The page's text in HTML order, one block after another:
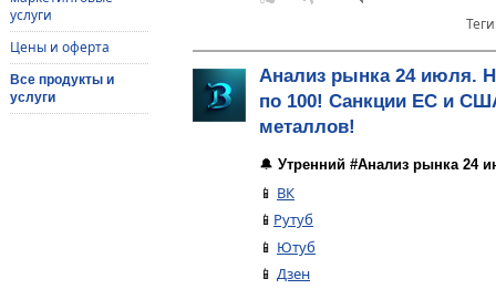
услуги
Цены и оферта
Все продукты и
услуги
Анализ рынка 24 июля.
по 100! Санкции ЕС и
металлов!
🔔 Утренний #Анализ рынка 24
📱 ВК
📱 Рутуб
📱 Ютуб
📱 Дзен